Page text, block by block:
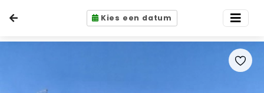
Kies een datum